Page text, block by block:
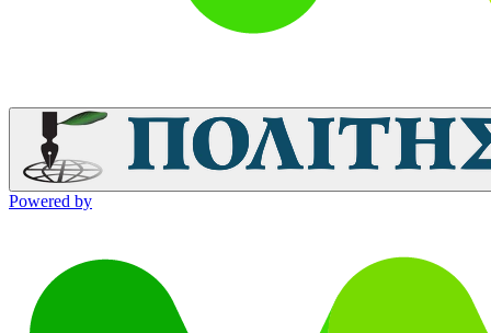
Powered by